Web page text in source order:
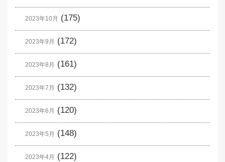
2023年10月 (175)
2023年9月 (172)
2023年8月 (161)
2023年7月 (132)
2023年6月 (120)
2023年5月 (148)
2023年4月 (122)